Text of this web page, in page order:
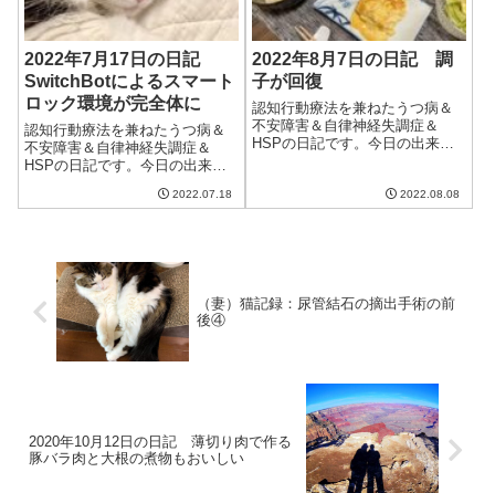
2022年7月17日の日記
SwitchBotによるスマート
ロック環境が完全体に
認知行動療法を兼ねたうつ病＆
不安障害＆自律神経失調症＆
HSPの日記です。今日の出来事
りに気温が上がり、夏らしい日
ようやくSwitc...
2022.07.18
2022年8月7日の日記 調
子が回復
認知行動療法を兼ねたうつ病＆
不安障害＆自律神経失調症＆
HSPの日記です。今日の出来事
飲んだわりにはよく眠れた。そ
のおかげか昨日よりもずっと調
2022.08.08
（妻）猫記録：尿管結石の摘出手術の前
後④
2020年10月12日の日記 薄切り肉で作る
豚バラ肉と大根の煮物もおいしい